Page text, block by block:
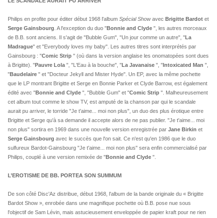
Philips en profite pour éditer début 1968 l'album Spécial Showavec Brigitte Bardot et
Serge Gainsbourg . A l'exception du duo "Bonnie and Clyde ", les autres morceaux
de B.B. sont anciens. Il s'agit de "Bubble Gum", "Un jour comme un autre", "La
Madrague" et "Everybody loves my baby". Les autres titres sont interprétés par
Gainsbourg : "Comic Strip " (où dans la version anglaise les onomatopées sont dues
à Brigitte). "Pauvre Lola ", "L'Eau à la bouche", "La Javanaise ", "Intoxicated Man ",
"Baudelaire " et "Docteur Jekyll and Mister Hyde". Un EP, avec la même pochette
que le LP montrant Brigitte et Serge en Bonnie Parker et Clyde Barrow, est également
édité avec "Bonnie and Clyde ", "Bubble Gum" et "Comic Strip ". Malheureusement
cet album tout comme le show TV, est amputé de la chanson par qui le scandale
aurait pu arriver, le torride "Je t'aime... moi non plus", un duo des plus érotique entre
Brigitte et Serge qu'à sa demande il accepte alors de ne pas publier. "Je t'aime... moi
non plus" sortira en 1969 dans une nouvelle version enregistrée par Jane Birkin et
Serge Gainsbourg avec le succès que l'on sait. Ce n'est qu'en 1986 que le duo
sulfureux Bardot-Gainsbourg "Je t'aime... moi non plus" sera enfin commercialisé par
Philips, couplé à une version remixée de "Bonnie and Clyde ".
L’EROTISME DE BB. PORTEA SON SUMMUM
De son côté Disc'Az distribue, début 1968, l'album de la bande originale du « Brigitte
Bardot Show », enrobée dans une magnifique pochette où B.B. pose nue sous
l'objectif de Sam Lévin, mais astucieusement enveloppée de papier kraft pour ne rien